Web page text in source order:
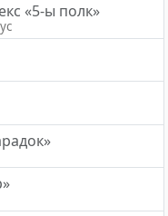
«5-ы полк»